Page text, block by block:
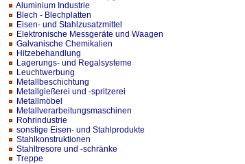
Aluminium Industrie
Blech - Blechplatten
Eisen- und Stahlzusatzmittel
Elektronische Messgeräte und Waagen
Galvanische Chemikalien
Hitzebehandlung
Lagerungs- und Regalsysteme
Leuchtwerbung
Metallbeschichtung
Metallgießerei und -spritzerei
Metallmöbel
Metallverarbeitungsmaschinen
Rohrindustrie
sonstige Eisen- und Stahlprodukte
Stahlkonstruktionen
Stahltresore und -schränke
Treppe